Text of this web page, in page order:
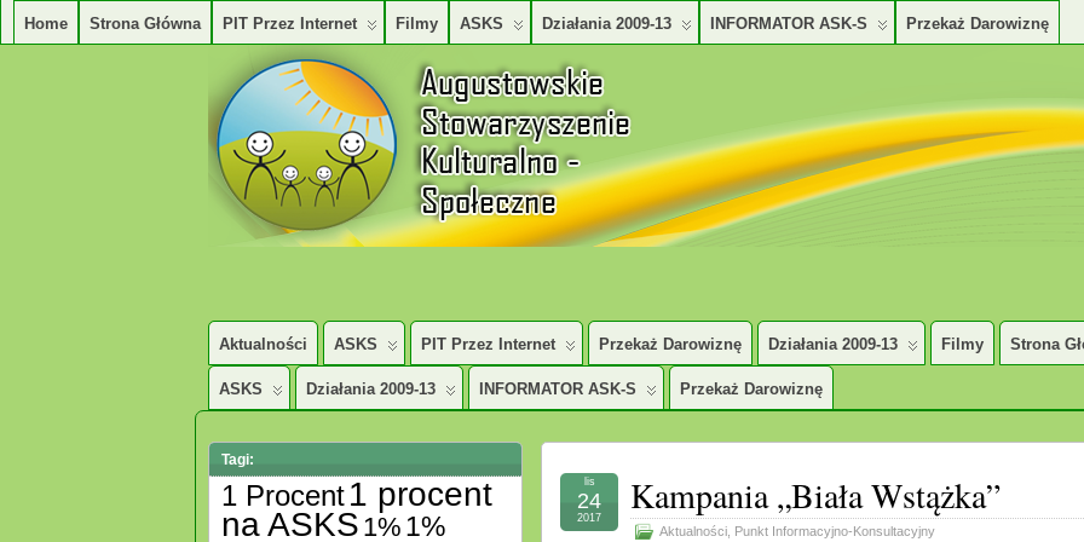
Home Strona Główna PIT Przez Internet Filmy ASKS Działania 2009-13 INFORMATOR ASK-S Przekaż Darowiznę
AUGUSTOWSKIE STOWARZYSZENE KULTURALNO – SPOŁECZNE
Aktualności ASKS PIT Przez Internet Przekaż Darowiznę Działania 2009-13 Filmy Strona
ASKS Działania 2009-13 INFORMATOR ASK-S Przekaż Darowiznę
Kampania „Biała Wstążka”
Aktualności Punkt Informacyjno-Konsultacyjny
lis
24
2017
Tagi:
1 Procent1 procent
na ASKS 1% 1%